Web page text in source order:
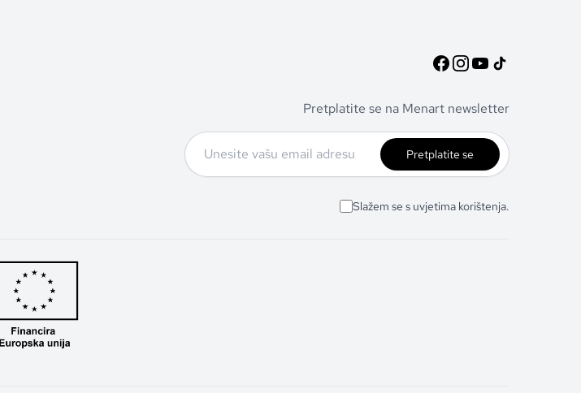
Pretplatite se na Menart newsletter
Pretplatite se
Slažem se s uvjetima korištenja.